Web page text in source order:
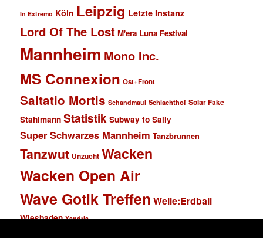
In Extremo Köln Leipzig Letzte Instanz
Lord Of The Lost M'era Luna Festival
Mannheim Mono Inc.
MS Connexion Ost+Front
Saltatio Mortis Schandmaul Schlachthof Solar Fake
Stahlmann Statistik Subway to Sally
Super Schwarzes Mannheim Tanzbrunnen
Tanzwut Unzucht Wacken
Wacken Open Air
Wave Gotik Treffen Welle:Erdball
Wiesbaden Xandria